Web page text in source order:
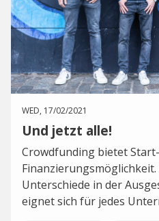
WED, 17/02/2021
Und jetzt alle!
Crowdfunding bietet
Unterschiede in der
eignet sich für jedes